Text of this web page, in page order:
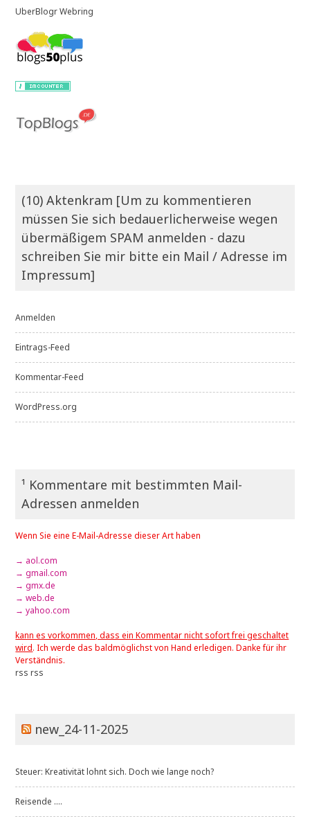
UberBlogr Webring
(10) Aktenkram [Um zu kommentieren
müssen Sie sich bedauerlicherweise wegen
übermäßigem SPAM anmelden - dazu
schreiben Sie mir bitte ein Mail / Adresse im
Impressum]
Anmelden
Eintrags-Feed
Kommentar-Feed
WordPress.org
¹ Kommentare mit bestimmten Mail-
Adressen anmelden
Wenn Sie eine E-Mail-Adresse dieser Art haben
→ aol.com
→ gmail.com
→ gmx.de
→ web.de
→ yahoo.com
kann es vorkommen, dass ein Kommentar nicht sofort frei geschaltet
wird. Ich werde das baldmöglichst von Hand erledigen. Danke für ihr
Verständnis.
rss rss
new_24-11-2025
Steuer: Kreativität lohnt sich. Doch wie lange noch?
Reisende ....